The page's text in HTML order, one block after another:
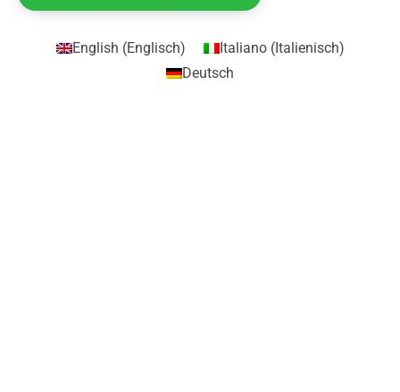
English (Englisch) Italiano(Italienisch)
Deutsch